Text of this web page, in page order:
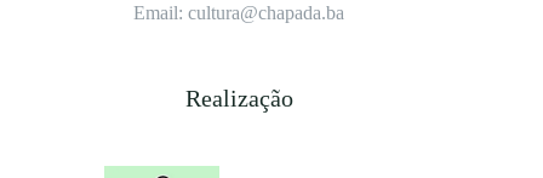
Email: cultura@chapada.ba
Realização